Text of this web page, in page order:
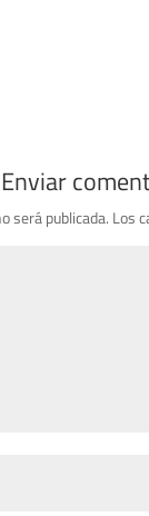
Enviar
será publicada. Los